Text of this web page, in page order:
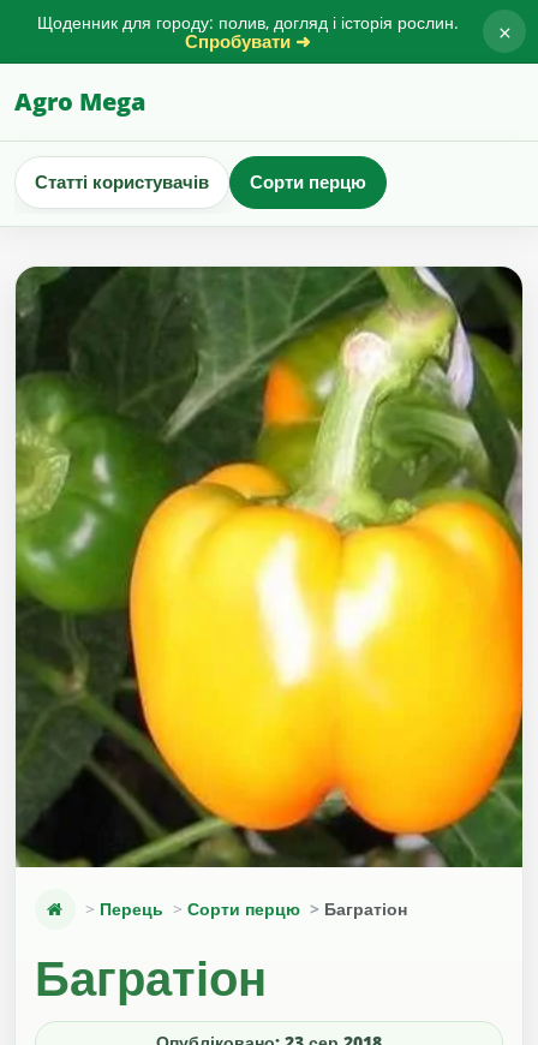
Щоденник для городу: полив, догляд і історія рослин.
Спробувати ➜ ×
Agro Mega
Статті користувачів Сорти перцю
Перець Сорти перцю Багратіон
Багратіон